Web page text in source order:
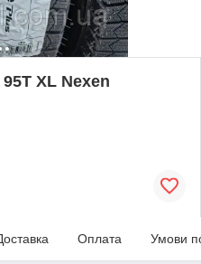
XL Nexen
Оплата Умови